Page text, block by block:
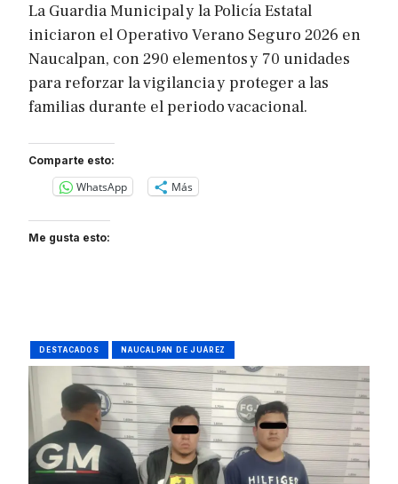
La Guardia Municipal y la Policía Estatal
iniciaron el Operativo Verano Seguro 2026 en
Naucalpan, con 290 elementos y 70 unidades
para reforzar la vigilancia y proteger a las
familias durante el periodo vacacional.
Comparte esto:
WhatsApp Más
Me gusta esto:
DESTACADOS NAUCALPAN DE JUÁREZ